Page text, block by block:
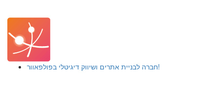
חברה לבניית אתרים ושיווק דיגיטלי בפולפאוור!